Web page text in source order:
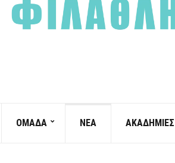
ΟΜΑΔΑ ΝΕΑ ΑΚΑΔΗΜΙΕΣ